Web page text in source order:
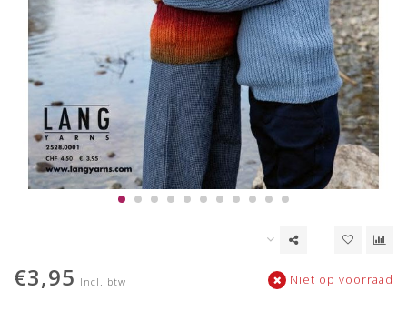
€3,95 Incl. btw Niet op voorraad